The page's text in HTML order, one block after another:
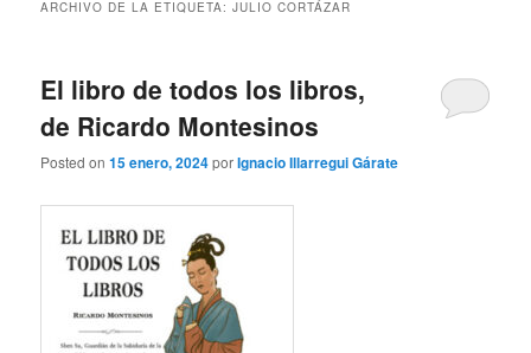
ARCHIVO DE LA ETIQUETA:JULIO CORTÁZAR
El libro de todos los libros,
de Ricardo Montesinos
Posted on15 enero, 2024porIgnacio Illarregui Gárate